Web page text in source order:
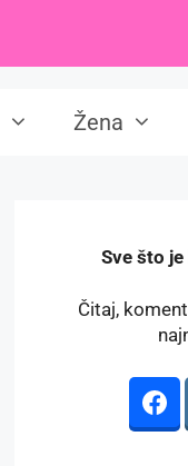
Žena
️Sve što
Čitaj,